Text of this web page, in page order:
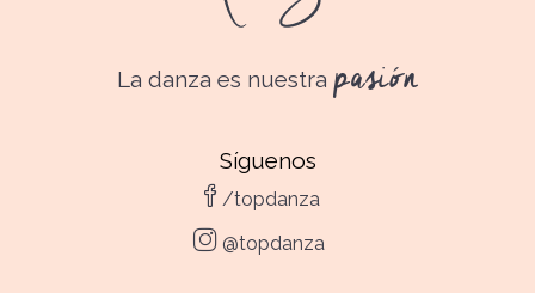
La danza es nuestra pasión
Síguenos
/topdanza
@topdanza